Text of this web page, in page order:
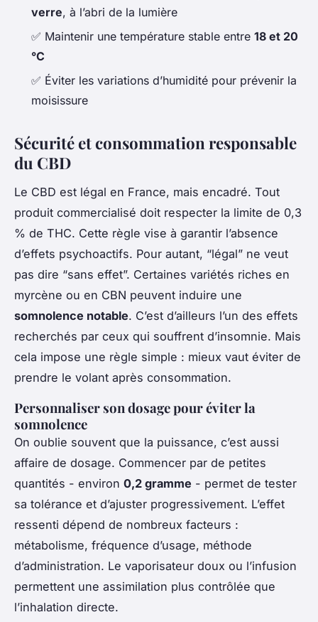
verre, à l’abri de la lumière
✅ Maintenir une température stable entre 18 et 20
°C
✅ Éviter les variations d’humidité pour prévenir la
moisissure
Sécurité et consommation responsable
du CBD
Le CBD est légal en France, mais encadré. Tout
produit commercialisé doit respecter la limite de 0,3
% de THC. Cette règle vise à garantir l’absence
d’effets psychoactifs. Pour autant, “légal” ne veut
pas dire “sans effet”. Certaines variétés riches en
myrcène ou en CBN peuvent induire une
somnolence notable. C’est d’ailleurs l’un des effets
recherchés par ceux qui souffrent d’insomnie. Mais
cela impose une règle simple : mieux vaut éviter de
prendre le volant après consommation.
Personnaliser son dosage pour éviter la
somnolence
On oublie souvent que la puissance, c’est aussi
affaire de dosage. Commencer par de petites
quantités - environ 0,2 gramme - permet de tester
sa tolérance et d’ajuster progressivement. L’effet
ressenti dépend de nombreux facteurs :
métabolisme, fréquence d’usage, méthode
d’administration. Le vaporisateur doux ou l’infusion
permettent une assimilation plus contrôlée que
l’inhalation directe.